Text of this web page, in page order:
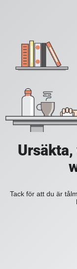
Tack för att du är